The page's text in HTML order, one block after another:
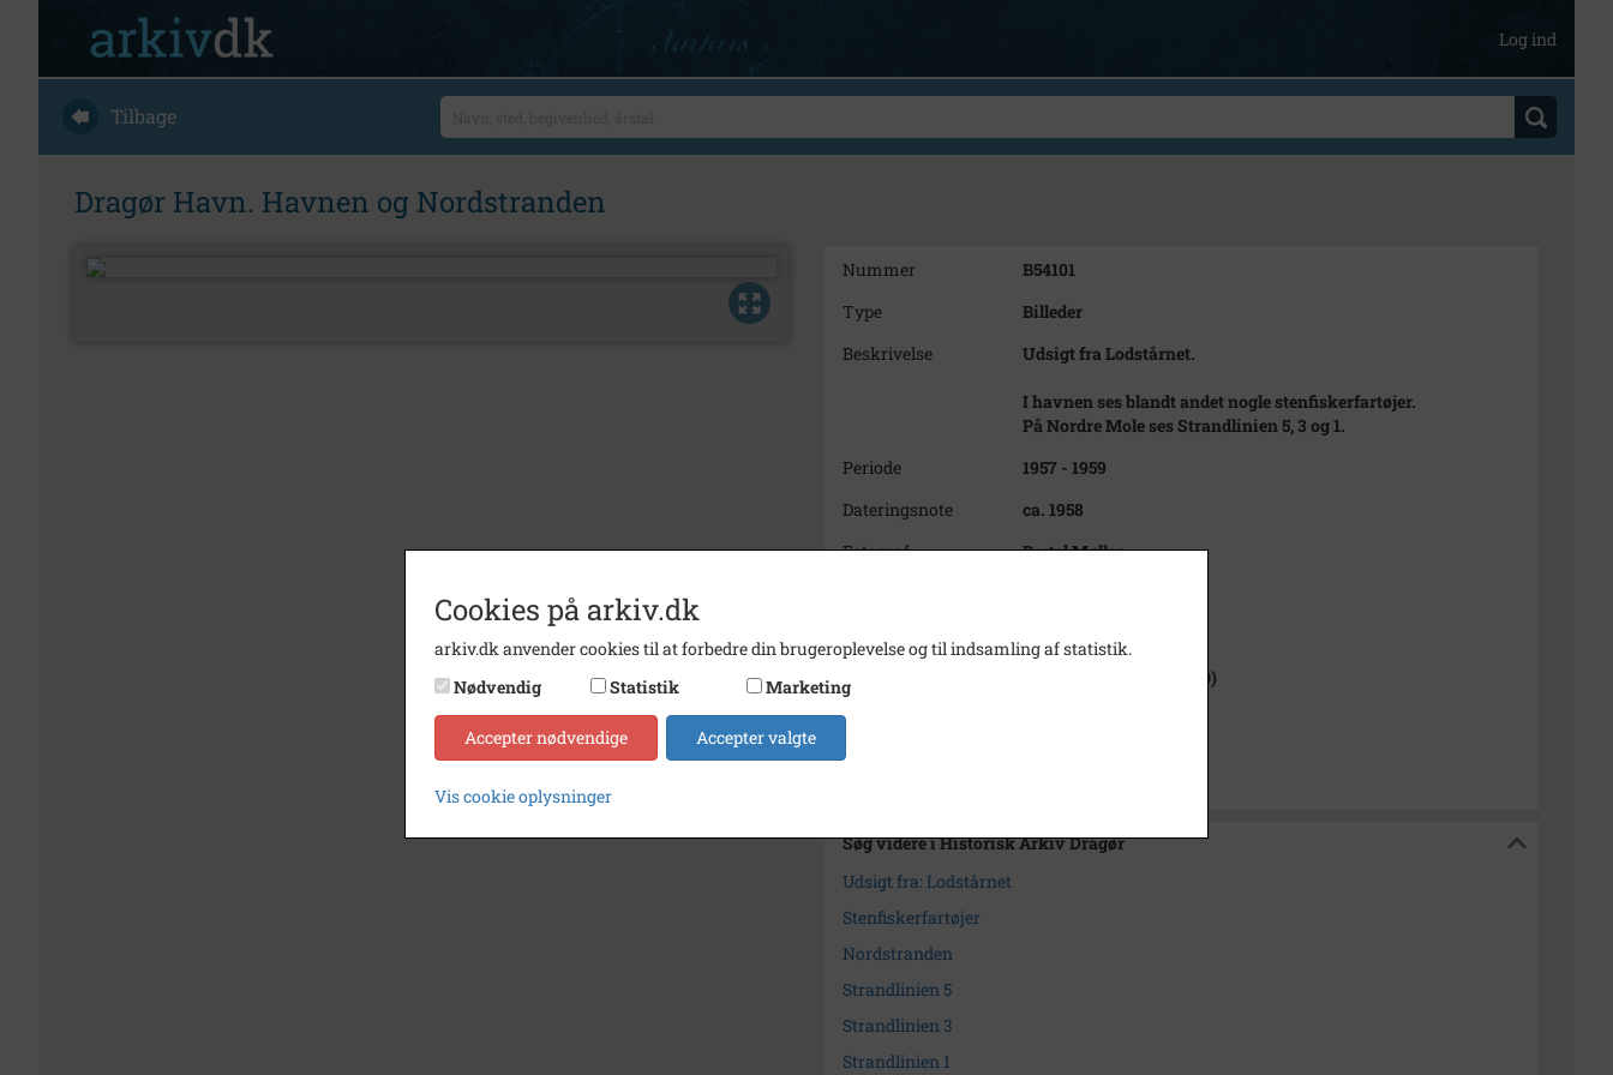
Log ind
Tilbage
Dragør Havn. Havnen og Nordstranden
Nummer
B54101
Type
Billeder
Beskrivelse
Udsigt fra Lodstårnet.
I havnen ses blandt andet nogle stenfiskerfartøjer.
På Nordre Mole ses Strandlinien 5, 3 og 1.
Periode
1957 - 1959
Dateringsnote
ca. 1958
Fotograf
Bertel Møller
Dragør Sogn (1954-2050)
Arkiv
Søg videre i Historisk Arkiv Dragør
Udsigt fra: Lodstårnet
Stenfiskerfartøjer
Nordstranden
Strandlinien 5
Strandlinien 3
Strandlinien 1
Cookies på arkiv.dk
arkiv.dk anvender cookies til at forbedre din brugeroplevelse og til indsamling af statistik.
Nødvendig
Statistik Marketing
Accepter nødvendige Accepter valgte
Vis cookie oplysninger